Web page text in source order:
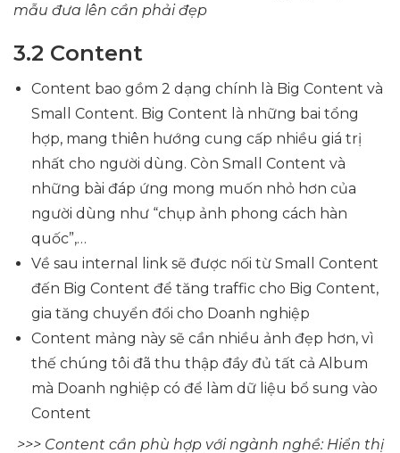
mẫu đưa lên cần phải đẹp
3.2 Content
Content bao gồm 2 dạng chính là Big Content và
Small Content. Big Content là những bai tổng
hợp, mang thiên hướng cung cấp nhiều giá trị
nhất cho người dùng. Còn Small Content và
những bài đáp ứng mong muốn nhỏ hơn của
người dùng như “chụp ảnh phong cách hàn
quốc”,…
Về sau internal link sẽ được nối từ Small Content
đến Big Content để tăng traffic cho Big Content,
gia tăng chuyển đổi cho Doanh nghiệp
Content mảng này sẽ cần nhiều ảnh đẹp hơn, vì
thế chúng tôi đã thu thập đầy đủ tất cả Album
mà Doanh nghiệp có để làm dữ liệu bổ sung vào
Content
>>> Content cần phù hợp với ngành nghề: Hiển thị